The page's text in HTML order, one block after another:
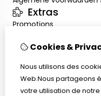
Extras
Promotions
Inloggen
Service client
Cookies &
Nous utilisons des
Web.Nous partageons
votre utilisation de